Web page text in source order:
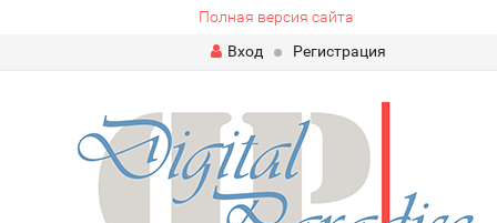
Полная версия сайта
Вход
Регистрация